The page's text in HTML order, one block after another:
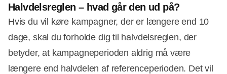
Annonce
Halvdelsreglen – hvad går den ud på?
Hvis du vil køre kampagner, der er længere end 10
dage, skal du forholde dig til halvdelsreglen, der
betyder, at kampagneperioden aldrig må være
længere end halvdelen af referenceperioden. Det vil